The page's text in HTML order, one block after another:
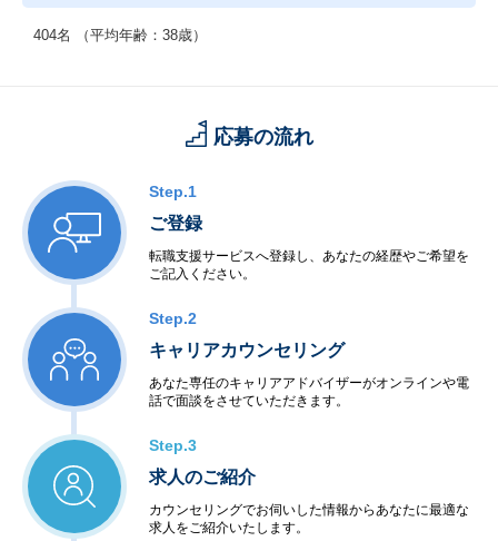
404名 （平均年齢：38歳）
応募の流れ
Step.1
ご登録
転職支援サービスへ登録し、あなたの経歴やご希望を
ご記入ください。
Step.2
キャリアカウンセリング
あなた専任のキャリアアドバイザーがオンラインや電
話で面談をさせていただきます。
Step.3
求人のご紹介
カウンセリングでお伺いした情報からあなたに最適な
求人をご紹介いたします。